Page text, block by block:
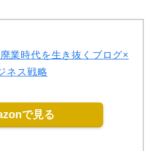
業時代を生き抜くブログ×
ネス戦略
で見る